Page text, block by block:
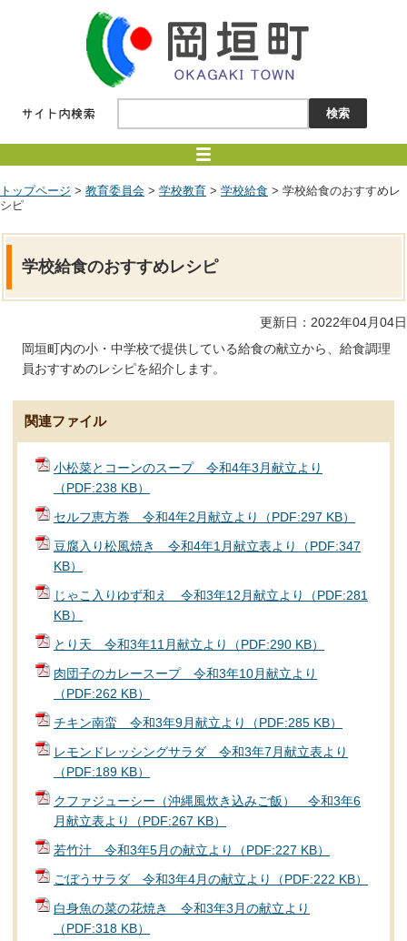
トップページ > 教育委員会 > 学校教育 > 学校給食 > 学校給食のおすすめレ
シピ
学校給食のおすすめレシピ
更新日：2022年04月04日
岡垣町内の小・中学校で提供している給食の献立から、給食調理
員おすすめのレシピを紹介します。
関連ファイル
小松菜とコーンのスープ 令和4年3月献立より
（PDF:238 KB）
セルフ恵方巻 令和4年2月献立より（PDF:297 KB）
豆腐入り松風焼き 令和4年1月献立表より（PDF:347
KB）
じゃこ入りゆず和え 令和3年12月献立より（PDF:281
KB）
とり天 令和3年11月献立より（PDF:290 KB）
肉団子のカレースープ 令和3年10月献立より
（PDF:262 KB）
チキン南蛮 令和3年9月献立より（PDF:285 KB）
レモンドレッシングサラダ 令和3年7月献立表より
（PDF:189 KB）
クファジューシー（沖縄風炊き込みご飯） 令和3年6
月献立表より（PDF:267 KB）
若竹汁 令和3年5月の献立より（PDF:227 KB）
ごぼうサラダ 令和3年4月の献立より（PDF:222 KB）
白身魚の菜の花焼き 令和3年3月の献立より
（PDF:318 KB）